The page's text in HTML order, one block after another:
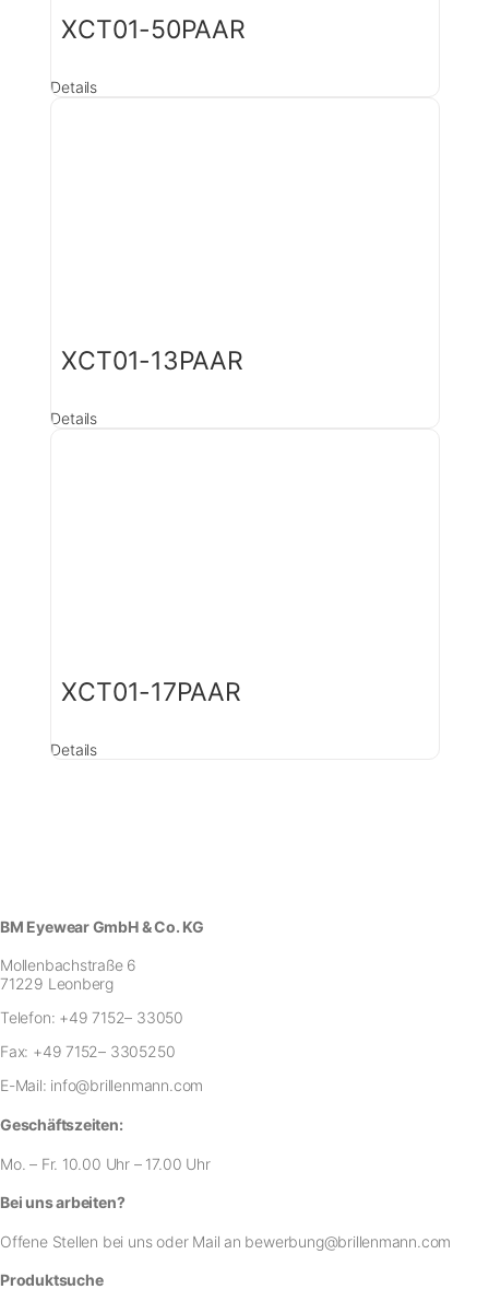
XCT01-50PAAR
Details
XCT01-13PAAR
Details
XCT01-17PAAR
Details
BM Eyewear GmbH & Co. KG
Mollenbachstraße 6
71229 Leonberg
Telefon: +49 7152– 33050
Fax: +49 7152– 3305250
E-Mail: info@brillenmann.com
Geschäftszeiten:
Mo. – Fr. 10.00 Uhr – 17.00 Uhr
Bei uns arbeiten?
Offene Stellen bei unsoder Mail an bewerbung@brillenmann.com
Produktsuche